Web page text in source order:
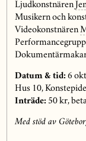
Ljudkonstnären
Musikern och
Videokonstnären
Datum & tid: 6
Hus 10,
Inträde:50 kr,
Med stöd av